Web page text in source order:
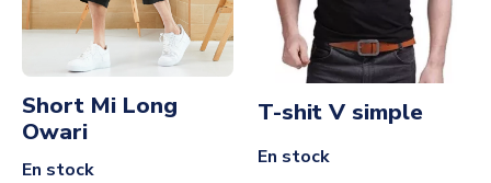
Short Mi Long
Owari
En stock
T-shit V simple
En stock